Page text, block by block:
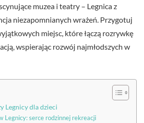
muzea i teatry – Legnica z
niezapomnianych wrażeń. Przygotuj
miejsc, które łączą rozrywkę
wspierając rozwój najmłodszych w
Legnicy dla dzieci
Legnicy: serce rodzinnej rekreacji